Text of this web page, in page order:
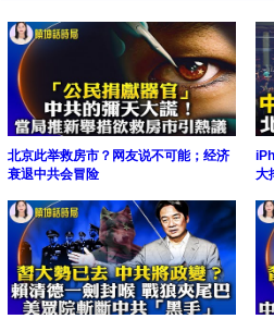
北京此举救房市？网友说不可能；经济
衰退中共会冒险
大